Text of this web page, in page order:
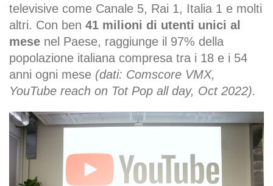
televisive come Canale 5, Rai 1, Italia 1 e molti
altri. Con ben 41 milioni di utenti unici al
mese nel Paese, raggiunge il 97% della
popolazione italiana compresa tra i 18 e i 54
anni ogni mese (dati: Comscore VMX,
YouTube reach on Tot Pop all day, Oct 2022).